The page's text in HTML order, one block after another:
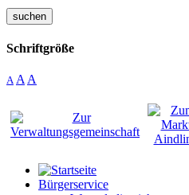
suchen
Schriftgröße
A A A
Bürgerservice